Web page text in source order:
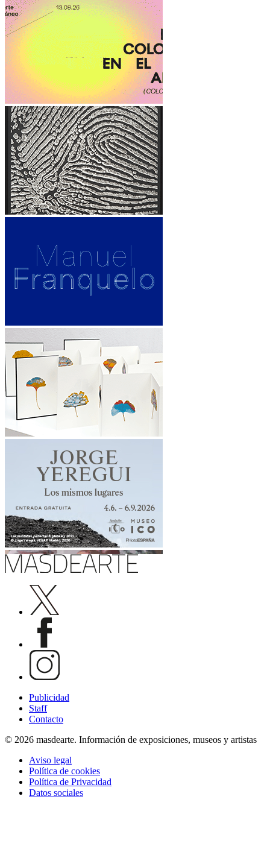
Publicidad
Staff
Contacto
© 2026 masdearte. Información de exposiciones, museos y artistas
Aviso legal
Política de cookies
Política de Privacidad
Datos sociales